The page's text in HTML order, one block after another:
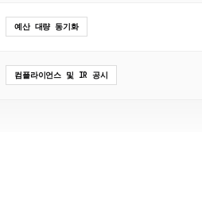
예산 대량 동기화
컴플라이언스 및 IR 공시